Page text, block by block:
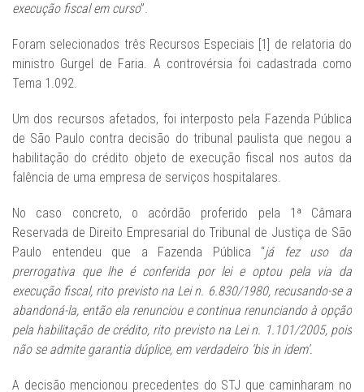
execução fiscal em curso”.
Foram selecionados três Recursos Especiais [1] de relatoria do
ministro Gurgel de Faria. A controvérsia foi cadastrada como
Tema 1.092.
Um dos recursos afetados, foi interposto pela Fazenda Pública
de São Paulo contra decisão do tribunal paulista que negou a
habilitação do crédito objeto de execução fiscal nos autos da
falência de uma empresa de serviços hospitalares.
No caso concreto, o acórdão proferido pela 1ª Câmara
Reservada de Direito Empresarial do Tribunal de Justiça de São
Paulo entendeu que a Fazenda Pública “já fez uso da
prerrogativa que lhe é conferida por lei e optou pela via da
execução fiscal, rito previsto na Lei n. 6.830/1980, recusando-se a
abandoná-la, então ela renunciou e continua renunciando à opção
pela habilitação de crédito, rito previsto na Lei n. 1.101/2005, pois
não se admite garantia dúplice, em verdadeiro ‘bis in idem’.
A decisão mencionou precedentes do STJ que caminharam no